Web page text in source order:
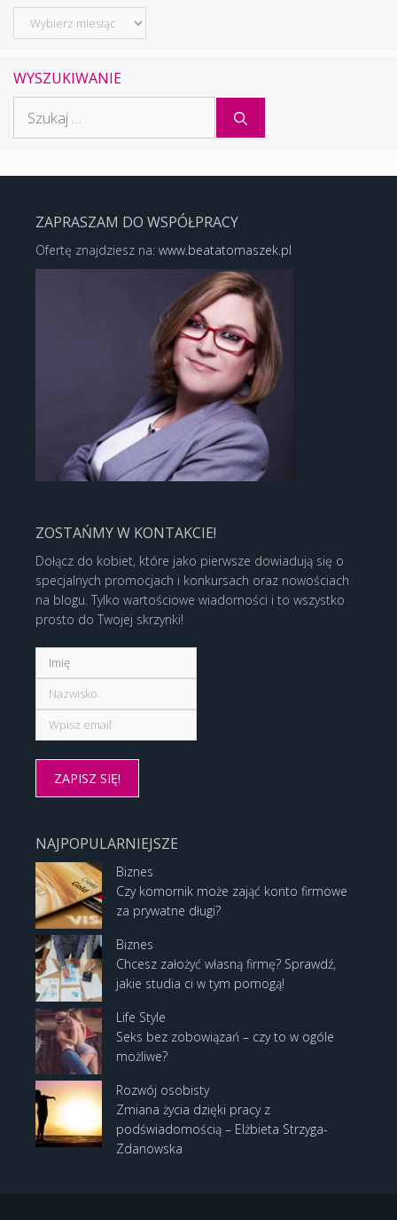
Archiwum
WYSZUKIWANIE
ZAPRASZAM DO WSPÓŁPRACY
Ofertę znajdziesz na: www.beatatomaszek.pl
ZOSTAŃMY W KONTAKCIE!
Dołącz do kobiet, które jako pierwsze dowiadują się o
specjalnych promocjach i konkursach oraz nowościach
na blogu. Tylko wartościowe wiadomości i to wszystko
prosto do Twojej skrzynki!
NAJPOPULARNIEJSZE
Biznes
Czy komornik może zająć konto firmowe
za prywatne długi?
Biznes
Chcesz założyć własną firmę? Sprawdź,
jakie studia ci w tym pomogą!
Life Style
Seks bez zobowiązań – czy to w ogóle
możliwe?
Rozwój osobisty
Zmiana życia dzięki pracy z
podświadomością – Elżbieta Strzyga-
Zdanowska